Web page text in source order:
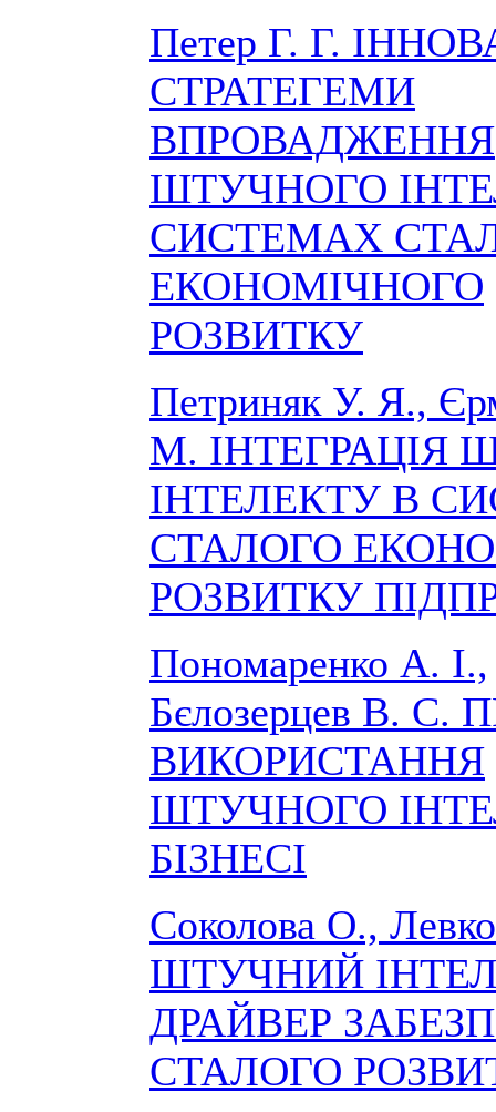
Петер Г. Г.
СТРАТЕГЕМИ
ВПРОВАДЖЕННЯ
ШТУЧНОГО
СИСТЕМАХ
ЕКОНОМІЧНОГО
РОЗВИТКУ
Петриняк У. Я.,
М. ІНТЕГРАЦІЯ
ІНТЕЛЕКТУ В
СТАЛОГО
РОЗВИТКУ
Пономаренко А. І.,
Бєлозерцев В.
ВИКОРИСТАННЯ
ШТУЧНОГО
БІЗНЕСІ
Соколова О.,
ШТУЧНИЙ
ДРАЙВЕР
СТАЛОГО